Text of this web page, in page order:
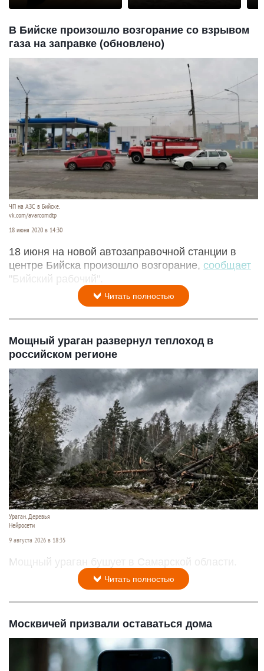
В Бийске произошло возгорание со взрывом
газа на заправке (обновлено)
ЧП на АЗС в Бийске.
vk.com/avarcomdtp
18 июня 2020 в 14:30
18 июня на новой автозаправочной станции в
центре Бийска произошло возгорание, сообщает
"Бийский рабочий".
Читать полностью
Мощный ураган развернул теплоход в
российском регионе
Ураган. Деревья
Нейросети
9 августа 2026 в 18:35
Мощный ураган бушует в Самарской области.
Читать полностью
Москвичей призвали оставаться дома